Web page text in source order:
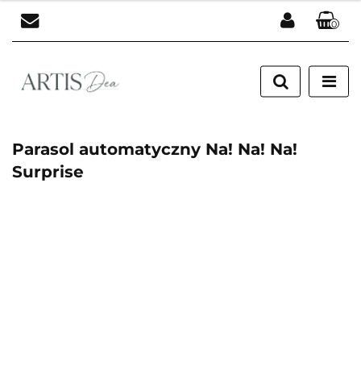
Zaloguj się
Zarejestruj się
0
Parasol automatyczny Na! Na! Na!
Surprise